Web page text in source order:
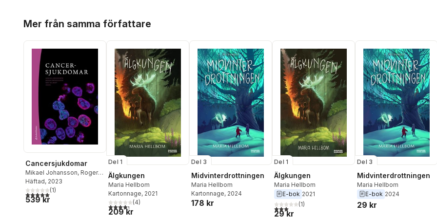
Mer från samma författare
Cancersjukdomar
Mikael Johansson, Roger
Henriksson,Mef Nilbert
Eva Angenete
Arnelo,Bertil Axelsson
Häftad, 2023
5,0utav 5 stjärnor. Totalt antal röster:
(1)
539 kr
Del 1
Älgkungen
Maria Hellbom
Kartonnage, 2021
4,3utav 5 stjärnor. Totalt antal röster:
(4)
209 kr
Del 3
Midvinterdrottningen
Maria Hellbom
Kartonnage, 2024
178 kr
Del 1
Älgkungen
Maria Hellbom
E-bok 2021
3,0utav 5 stjärnor. Totalt antal röster:
(1)
29 kr
Del 3
Midvinterdrottningen
Maria Hellbom
E-bok 2024
29 kr